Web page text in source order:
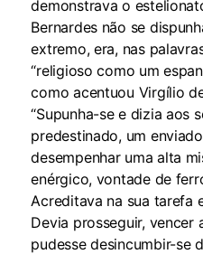
demonstrava o
Bernardes não se
extremo, era, nas
“religioso como um
como acentuou Virgílio
“Supunha-se e dizia aos
predestinado, um
desempenhar uma alta
enérgico, vontade de
Acreditava na sua tarefa
Devia prosseguir, vencer
pudesse desincumbir-se